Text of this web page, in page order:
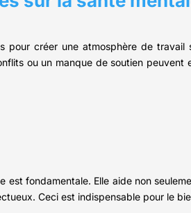
pour créer une atmosphère de
ou un manque de soutien
est fondamentale. Elle aide non
Ceci est indispensable pour le